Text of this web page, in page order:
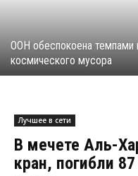
ООН обеспокоена темпами
космического мусора
Лучшее в сети
В мечете Аль-
кран, погибли